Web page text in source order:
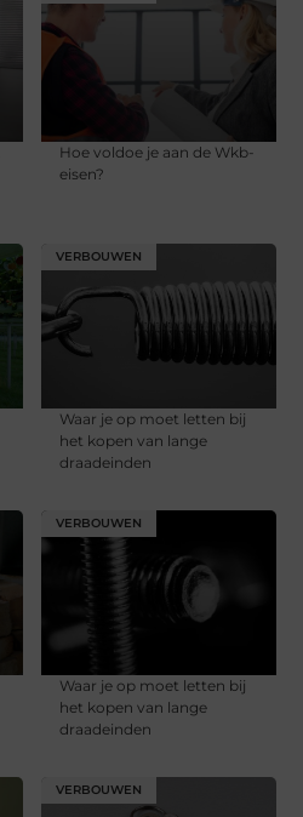
Hoe voldoe je aan de Wkb-
eisen?
VERBOUWEN
Waar je op moet letten bij
het kopen van lange
draadeinden
VERBOUWEN
Waar je op moet letten bij
het kopen van lange
draadeinden
VERBOUWEN